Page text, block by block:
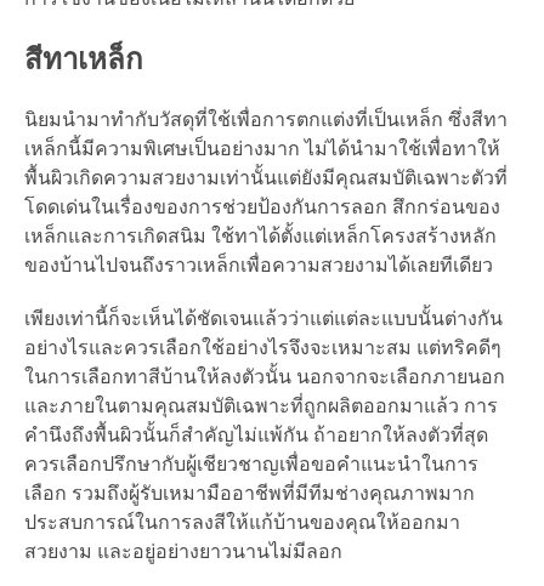
สีทาเหล็ก
นิยมนำมาทำกับวัสดุที่ใช้เพื่อการตกแต่งที่เป็นเหล็ก ซึ่งสีทา
เหล็กนี้มีความพิเศษเป็นอย่างมาก ไม่ได้นำมาใช้เพื่อทาให้
พื้นผิวเกิดความสวยงามเท่านั้นแต่ยังมีคุณสมบัติเฉพาะตัวที่
โดดเด่นในเรื่องของการช่วยป้องกันการลอก สึกกร่อนของ
เหล็กและการเกิดสนิม ใช้ทาได้ตั้งแต่เหล็กโครงสร้างหลัก
ของบ้านไปจนถึงราวเหล็กเพื่อความสวยงามได้เลยทีเดียว
เพียงเท่านี้ก็จะเห็นได้ชัดเจนแล้วว่าแต่แต่ละแบบนั้นต่างกัน
อย่างไรและควรเลือกใช้อย่างไรจึงจะเหมาะสม แต่ทริคดีๆ
ในการเลือกทาสีบ้านให้ลงตัวนั้น นอกจากจะเลือกภายนอก
และภายในตามคุณสมบัติเฉพาะที่ถูกผลิตออกมาแล้ว การ
คำนึงถึงพื้นผิวนั้นก็สำคัญไม่แพ้กัน ถ้าอยากให้ลงตัวที่สุด
ควรเลือกปรึกษากับผู้เชียวชาญเพื่อขอคำแนะนำในการ
เลือก รวมถึงผู้รับเหมามืออาชีพที่มีทีมช่างคุณภาพมาก
ประสบการณ์ในการลงสีให้แก้บ้านของคุณให้ออกมา
สวยงาม และอยู่อย่างยาวนานไม่มีลอก